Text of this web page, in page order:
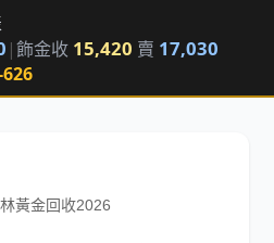
|飾金收 15,420 賣 17,030
黃金回收2026